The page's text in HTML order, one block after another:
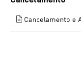
Cancelamento e